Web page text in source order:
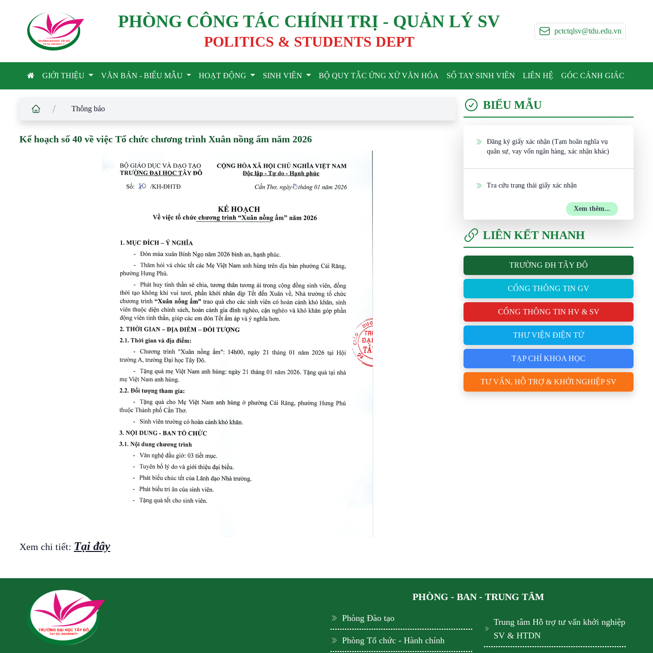
TRƯỜNG ĐẠI HỌC TÂY ĐÔ
TAY DO UNIVERSIT Y
PHÒNG CÔNG TÁC CHÍNH TRỊ - QUẢN LÝ SV
POLITICS & STUDENTS DEPT
pctctqlsv@tdu.edu.vn
GIỚI THIỆU VĂN BẢN - BIỂU MẪU HOẠT ĐỘNG SINH VIÊN BỘ QUY TẮC ỨNG XỬ VĂN HÓA SỔ TAY SINH VIÊN LIÊN HỆ GÓC CẢNH GIÁC
/ Thông báo
Kế hoạch số 40 về việc Tổ chức chương trình Xuân nồng ấm năm 2026
Xem chi tiết: Tại đây
BIỂU MẪU
Đăng ký giấy xác nhận (Tạm hoãn nghĩa vụ
quân sự, vay vốn ngân hàng, xác nhận khác)
Tra cứu trạng thái giấy xác nhận
Xem thêm...
LIÊN KẾT NHANH
TRƯỜNG ĐH TÂY ĐÔ
CỔNG THÔNG TIN GV
CỔNG THÔNG TIN HV & SV
THƯ VIỆN ĐIỆN TỬ
TẠP CHÍ KHOA HỌC
TƯ VẤN, HỖ TRỢ & KHỞI NGHIỆP SV
PHÒNG - BAN - TRUNG TÂM
Phòng Đào tạo
Phòng Tổ chức - Hành chính
Trung tâm Hỗ trợ tư vấn khởi nghiệp
SV & HTDN